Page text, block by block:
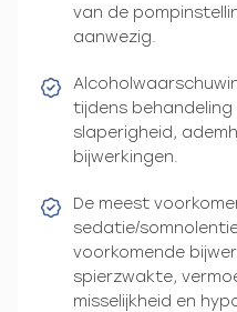
van de
aanwezig.
tijdens
slaperigheid,
bijwerkingen.
De meest
sedatie/
voorkomende
spierzwakte,
misselijkheid en